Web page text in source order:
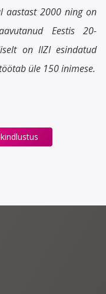
aastast 2000 ning on
Eestis 20-
on IIZI esindatud
üle 150 inimese.